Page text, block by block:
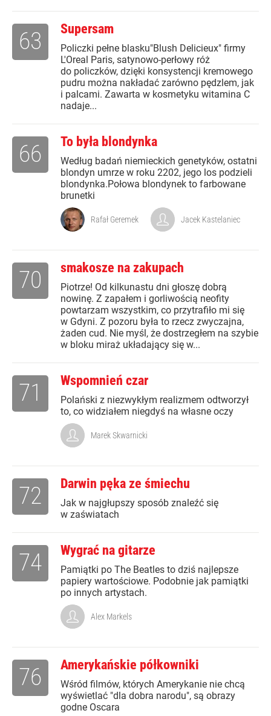
Supersam
Policzki pełne blasku"Blush Delicieux" firmy
L'Oreal Paris, satynowo-perłowy róż
do policzków, dzięki konsystencji kremowego
pudru można nakładać zarówno pędzlem, jak
i palcami. Zawarta w kosmetyku witamina C
nadaje...
63
To była blondynka
Według badań niemieckich genetyków, ostatni
blondyn umrze w roku 2202, jego los podzieli
blondynka.Połowa blondynek to farbowane
brunetki
66
Rafał Geremek Jacek Kastelaniec
smakosze na zakupach
Piotrze! Od kilkunastu dni głoszę dobrą
nowinę. Z zapałem i gorliwością neofity
powtarzam wszystkim, co przytrafiło mi się
w Gdyni. Z pozoru była to rzecz zwyczajna,
żaden cud. Nie myśl, że dostrzegłem na szybie
w bloku miraż układający się w...
70
Wspomnień czar
Polański z niezwykłym realizmem odtworzył
to, co widziałem niegdyś na własne oczy
71
Marek Skwarnicki
Darwin pęka ze śmiechu
Jak w najgłupszy sposób znaleźć się
w zaświatach
72
Wygrać na gitarze
Pamiątki po The Beatles to dziś najlepsze
papiery wartościowe. Podobnie jak pamiątki
po innych artystach.
74
Alex Markels
Amerykańskie półkowniki
Wśród filmów, których Amerykanie nie chcą
wyświetlać "dla dobra narodu", są obrazy
godne Oscara
76